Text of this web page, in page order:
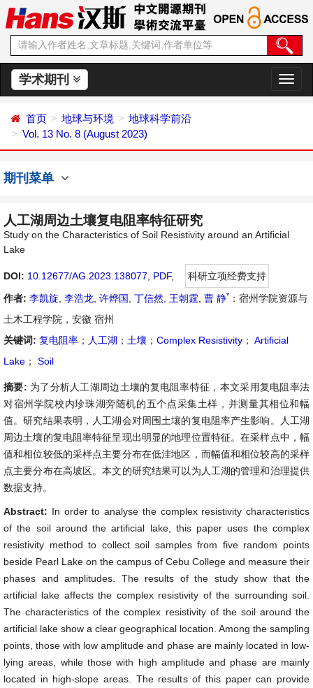
学术期刊
切
换
首页 地球与环境
地球科学前沿
Vol. 13 No. 8 (August 2023)
期刊菜单
人工湖周边土壤复电阻率特征研究
Study on the Characteristics of Soil Resistivity around an Artificial
Lake
DOI: 10.12677/AG.2023.138077 PDF,
科研立项经费支持
作者: 李凯旋 李浩龙 许烨国 丁信然 王朝霆 曹 静* ：宿州学院资源与
土木工程学院，安徽 宿州
关键词: 复电阻率 ； 人工湖 ； 土壤 ； Complex Resistivity ； Artificial
Lake ； Soil
摘要: 为了分析人工湖周边土壤的复电阻率特征，本文采用复电阻率法
对宿州学院校内珍珠湖旁随机的五个点采集土样，并测量其相位和幅
值。研究结果表明，人工湖会对周围土壤的复电阻率产生影响。人工湖
周边土壤的复电阻率特征呈现出明显的地理位置特征。在采样点中，幅
值和相位较低的采样点主要分布在低洼地区，而幅值和相位较高的采样
点主要分布在高坡区。本文的研究结果可以为人工湖的管理和治理提供
数据支持。
Abstract: In order to analyse the complex resistivity characteristics
of the soil around the artificial lake, this paper uses the complex
resistivity method to collect soil samples from five random points
beside Pearl Lake on the campus of Cebu College and measure their
phases and amplitudes. The results of the study show that the
artificial lake affects the complex resistivity of the surrounding soil.
The characteristics of the complex resistivity of the soil around the
artificial lake show a clear geographical location. Among the sampling
points, those with low amplitude and phase are mainly located in low-
lying areas, while those with high amplitude and phase are mainly
located in high-slope areas. The results of this paper can provide